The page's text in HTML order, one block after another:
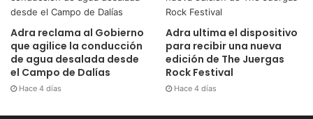
Adra reclama al Gobierno
que agilice la conducción
de agua desalada desde
el Campo de Dalías
Hace 4 días
Adra ultima el dispositivo
para recibir una nueva
edición de The Juergas
Rock Festival
Hace 4 días